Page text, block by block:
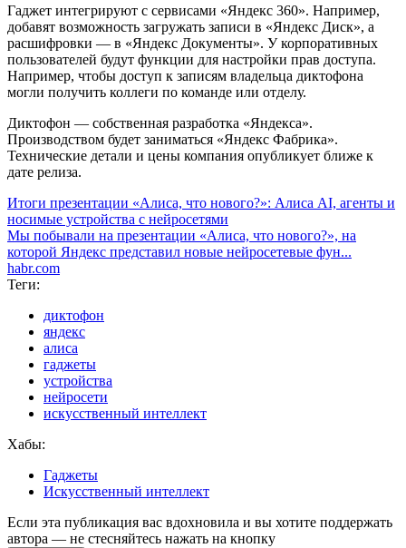
Гаджет интегрируют с сервисами «Яндекс 360». Например,
добавят возможность загружать записи в «Яндекс Диск», а
расшифровки — в «Яндекс Документы». У корпоративных
пользователей будут функции для настройки прав доступа.
Например, чтобы доступ к записям владельца диктофона
могли получить коллеги по команде или отделу.
Диктофон — собственная разработка «Яндекса».
Производством будет заниматься «Яндекс Фабрика».
Технические детали и цены компания опубликует ближе к
дате релиза.
Итоги презентации «Алиса, что нового?»: Алиса AI, агенты и
носимые устройства с нейросетями
Мы побывали на презентации «Алиса, что нового?», на
которой Яндекс представил новые нейросетевые фун...
habr.com
Теги:
диктофон
яндекс
алиса
гаджеты
устройства
нейросети
искусственный интеллект
Хабы:
Гаджеты
Искусственный интеллект
Если эта публикация вас вдохновила и вы хотите поддержать
автора — не стесняйтесь нажать на кнопку